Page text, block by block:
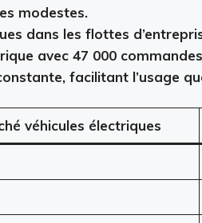
modestes.
dans les flottes
avec 47 000
facilitant l’usage
véhicules électriques